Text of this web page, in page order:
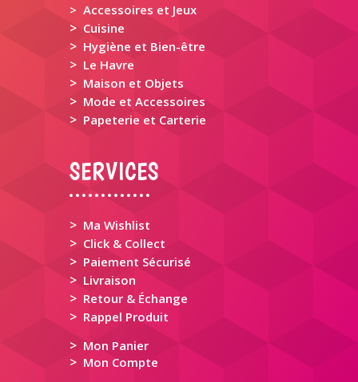
> Accessoires et Jeux
> Cuisine
> Hygiène et Bien-être
> Le Havre
> Maison et Objets
> Mode et Accessoires
> Papeterie et Carterie
SERVICES
> Ma Wishlist
> Click & Collect
> Paiement Sécurisé
> Livraison
> Retour & Échange
> Rappel Produit
> Mon Panier
> Mon Compte